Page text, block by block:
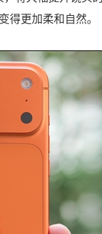
得更加柔和自然。